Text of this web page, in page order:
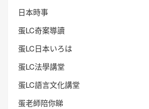
日本時事
蛋LC奇案導讀
蛋LC日本いろは
蛋LC法學講堂
蛋LC語言文化講堂
蛋老師陪你睇